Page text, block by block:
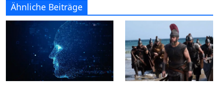
Ähnliche Beiträge